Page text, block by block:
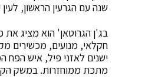
שנה עם הגרעין הראשון,
בג'ן הגרוטאן' הוא מציג את
חקלאי, מנועים, מכשירים
ישנים לאזני פיל, איש הפח
מתכת ממוחזרות. במשק